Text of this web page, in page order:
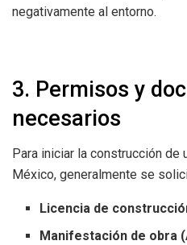
negativamente al entorno.
3. Permisos y
necesarios
Para iniciar la construcción de
México, generalmente se
Licencia de
Manifestación de obra